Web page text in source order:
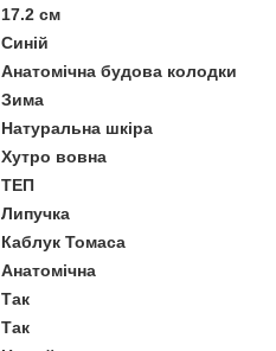
17.2 см
Синій
Анатомічна будова колодки
Зима
Натуральна шкіра
Хутро вовна
ТЕП
Липучка
Каблук Томаса
Анатомічна
Так
Так